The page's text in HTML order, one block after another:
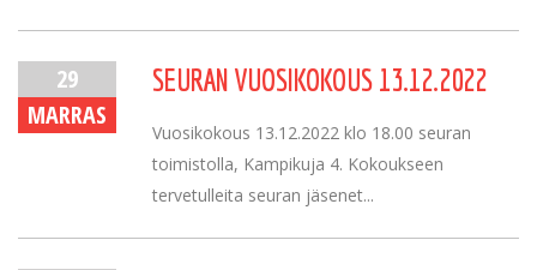
29
MARRAS
SEURAN VUOSIKOKOUS 13.12.2022
Vuosikokous 13.12.2022 klo 18.00 seuran
toimistolla, Kampikuja 4. Kokoukseen
tervetulleita seuran jäsenet...